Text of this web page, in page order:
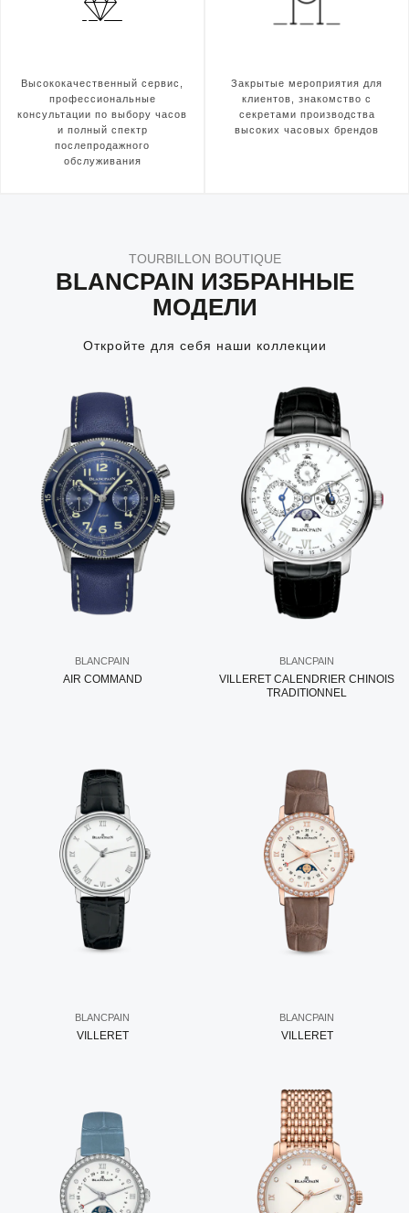
Высококачественный сервис,
профессиональные
консультации по выбору часов
и полный спектр
послепродажного
обслуживания
Закрытые мероприятия для
клиентов, знакомство с
секретами производства
высоких часовых брендов
TOURBILLON BOUTIQUE
BLANCPAIN ИЗБРАННЫЕ
МОДЕЛИ
Откройте для себя наши коллекции
BLANCPAIN
AIR COMMAND
BLANCPAIN
VILLERET CALENDRIER CHINOIS
TRADITIONNEL
BLANCPAIN
VILLERET
BLANCPAIN
VILLERET